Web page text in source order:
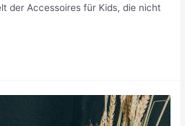
der Accessoires für Kids, die nicht